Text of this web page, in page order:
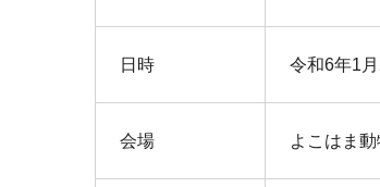
日時 令和6年1
会場 よこはま